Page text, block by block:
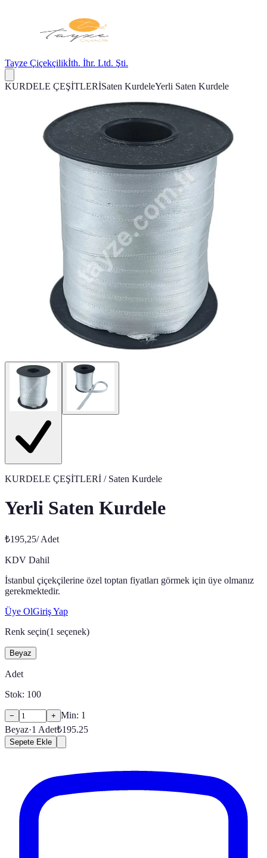
Tayze Çiçekçilikİth. İhr. Ltd. Şti.
KURDELE ÇEŞİTLERİSaten KurdeleYerli Saten Kurdele
KURDELE ÇEŞİTLERİ / Saten Kurdele
Yerli Saten Kurdele
₺195,25/Adet
KDV Dahil
İstanbul çiçekçilerine özel toptan fiyatları görmek için üye olmanız
gerekmektedir.
Üye OlGiriş Yap
Renk seçin(1 seçenek)
Beyaz
Adet
Stok: 100
− + Min: 1
Beyaz·1 Adet₺195.25
Sepete Ekle